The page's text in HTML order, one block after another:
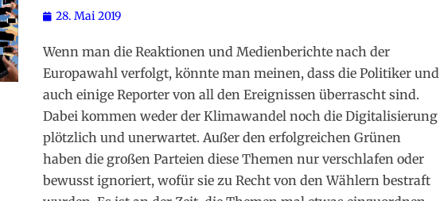
Posted
28. Mai 2019
Wenn man die Reaktionen und Medienberichte nach der
Europawahl verfolgt, könnte man meinen, dass die Politiker und
auch einige Reporter von all den Ereignissen überrascht sind.
Dabei kommen weder der Klimawandel noch die Digitalisierung
plötzlich und unerwartet. Außer den erfolgreichen Grünen
haben die großen Parteien diese Themen nur verschlafen oder
bewusst ignoriert, wofür sie zu Recht von den Wählern bestraft